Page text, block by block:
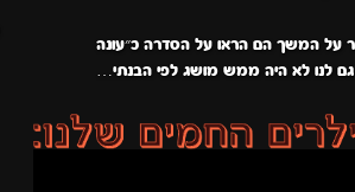
על המשך הם הראו על הסדרה כ״עונה
גם לנו לא היה ממש מושג לפי הבנתי…